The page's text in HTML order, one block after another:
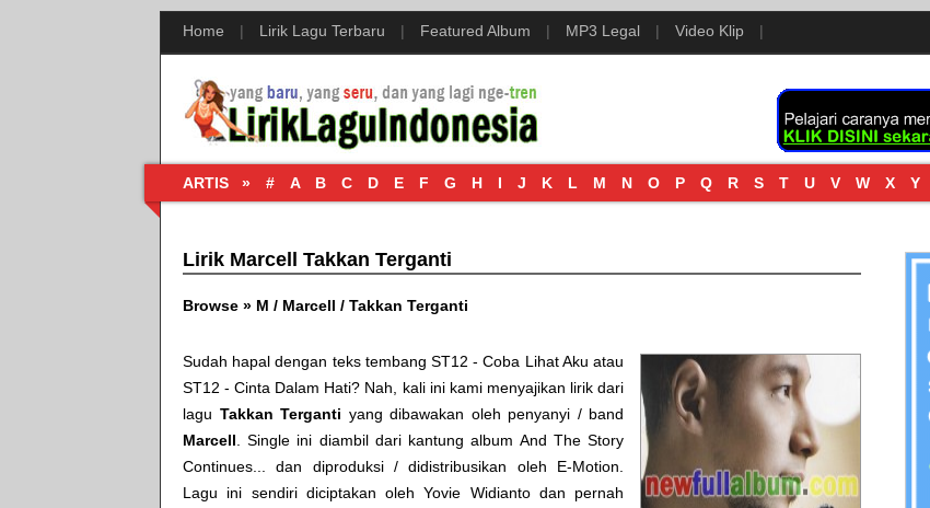
Home | Lirik Lagu Terbaru | Featured Album | MP3 Legal | Video Klip |
ARTIS » # A B C D E F G H I J K L M N O P Q R S T U V W X Y
Lirik Marcell Takkan Terganti
Browse » M / Marcell / Takkan Terganti
Sudah hapal dengan teks tembang ST12 - Coba Lihat Aku atau
ST12 - Cinta Dalam Hati? Nah, kali ini kami menyajikan lirik dari
lagu Takkan Terganti yang dibawakan oleh penyanyi / band
Marcell . Single ini diambil dari kantung album And The Story
Continues...
dan diproduksi / didistribusikan oleh E-Motion
Lagu ini sendiri diciptakan oleh Yovie Widianto dan pernah